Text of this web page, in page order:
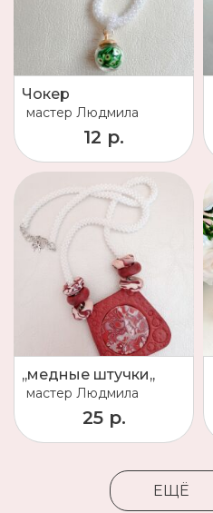
Чокер
мастер Людмила
12 р.
,,медные штучки,,
мастер Людмила
25 р.
ЕЩЁ